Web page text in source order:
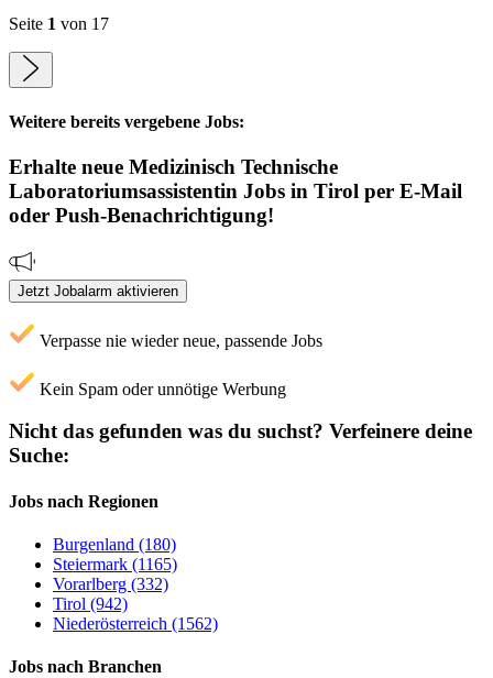
Seite 1 von 17
Weitere bereits vergebene Jobs:
Erhalte neue Medizinisch Technische
Laboratoriumsassistentin Jobs in Tirol per E-Mail
oder Push-Benachrichtigung!
Jetzt Jobalarm aktivieren
Verpasse nie wieder neue, passende Jobs
Kein Spam oder unnötige Werbung
Nicht das gefunden was du suchst? Verfeinere deine
Suche:
Jobs nach Regionen
Burgenland (180)
Steiermark (1165)
Vorarlberg (332)
Tirol (942)
Niederösterreich (1562)
Jobs nach Branchen